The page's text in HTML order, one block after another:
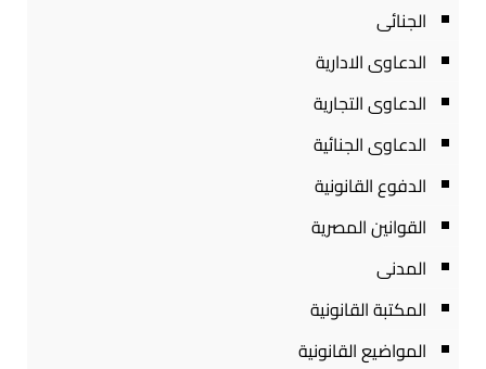
الجنائى
الدعاوى الادارية
الدعاوى التجارية
الدعاوى الجنائية
الدفوع القانونية
القوانين المصرية
المدنى
المكتبة القانونية
المواضيع القانونية